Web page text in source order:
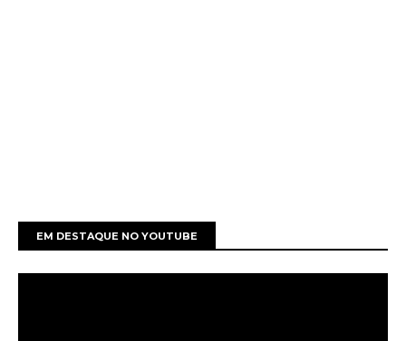
EM DESTAQUE NO YOUTUBE